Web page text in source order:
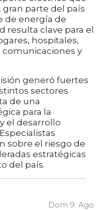
parte del país
de energía de
resulta clave para el
hospitales,
y
generó fuertes
sectores
de una
para la
el desarrollo
sobre el riesgo de
estratégicas
del país.
Dom 9. Ago